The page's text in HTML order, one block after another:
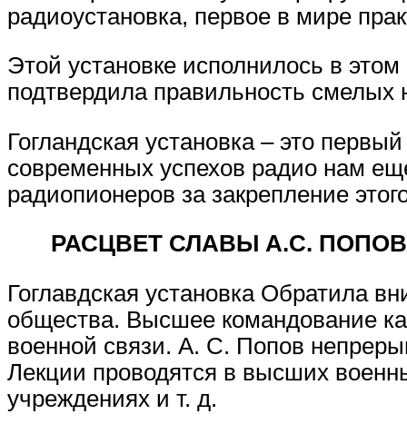
радиоустановка, первое в мире
Этой установке исполнилось в
подтвердила правильность
Гогландская установка – это
современных успехов радио нам
радиопионеров за закрепление
РАСЦВЕТ СЛАВЫ А.С.
Гоглавдская установка Обратила
общества. Высшее командование
военной связи. А. С. Попов
Лекции проводятся в высших
учреждениях и т. д.